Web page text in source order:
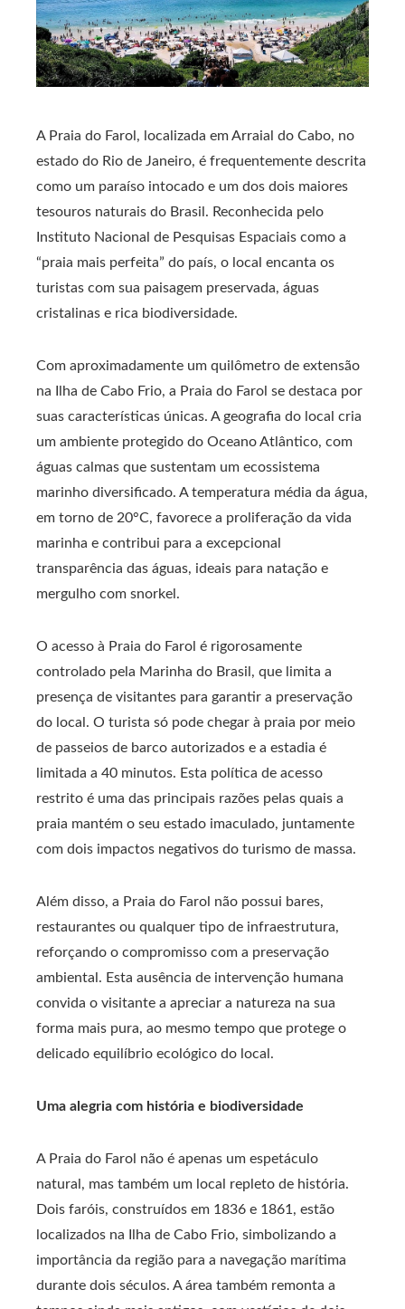
A Praia do Farol, localizada em Arraial do Cabo, no
estado do Rio de Janeiro, é frequentemente descrita
como um paraíso intocado e um dos dois maiores
tesouros naturais do Brasil. Reconhecida pelo
Instituto Nacional de Pesquisas Espaciais como a
“praia mais perfeita” do país, o local encanta os
turistas com sua paisagem preservada, águas
cristalinas e rica biodiversidade.
Com aproximadamente um quilômetro de extensão
na Ilha de Cabo Frio, a Praia do Farol se destaca por
suas características únicas. A geografia do local cria
um ambiente protegido do Oceano Atlântico, com
águas calmas que sustentam um ecossistema
marinho diversificado. A temperatura média da água,
em torno de 20°C, favorece a proliferação da vida
marinha e contribui para a excepcional
transparência das águas, ideais para natação e
mergulho com snorkel.
O acesso à Praia do Farol é rigorosamente
controlado pela Marinha do Brasil, que limita a
presença de visitantes para garantir a preservação
do local. O turista só pode chegar à praia por meio
de passeios de barco autorizados e a estadia é
limitada a 40 minutos. Esta política de acesso
restrito é uma das principais razões pelas quais a
praia mantém o seu estado imaculado, juntamente
com dois impactos negativos do turismo de massa.
Além disso, a Praia do Farol não possui bares,
restaurantes ou qualquer tipo de infraestrutura,
reforçando o compromisso com a preservação
ambiental. Esta ausência de intervenção humana
convida o visitante a apreciar a natureza na sua
forma mais pura, ao mesmo tempo que protege o
delicado equilíbrio ecológico do local.
Uma alegria com história e biodiversidade
A Praia do Farol não é apenas um espetáculo
natural, mas também um local repleto de história.
Dois faróis, construídos em 1836 e 1861, estão
localizados na Ilha de Cabo Frio, simbolizando a
importância da região para a navegação marítima
durante dois séculos. A área também remonta a